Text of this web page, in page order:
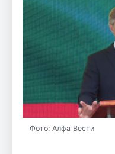
Фото: Алфа Вести